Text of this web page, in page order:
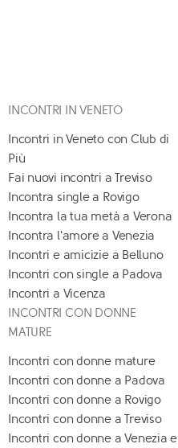
INCONTRI IN VENETO
Incontri in Veneto con Club di
Più
Fai nuovi incontri a Treviso
Incontra single a Rovigo
Incontra la tua metà a Verona
Incontra l'amore a Venezia
Incontri e amicizie a Belluno
Incontri con single a Padova
Incontri a Vicenza
INCONTRI CON DONNE
MATURE
Incontri con donne mature
Incontri con donne a Padova
Incontri con donne a Rovigo
Incontri con donne a Treviso
Incontri con donne a Venezia e